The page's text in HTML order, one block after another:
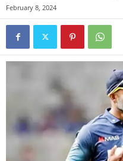
February 8, 2024